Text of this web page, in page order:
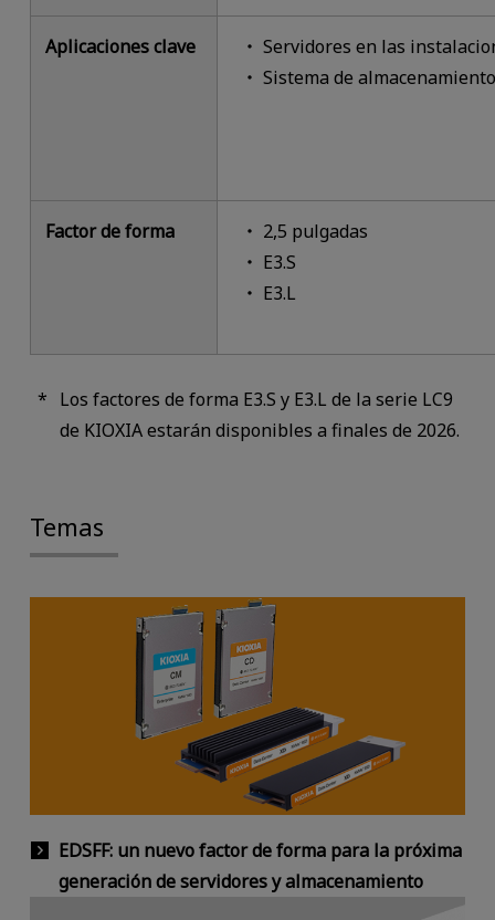
Aplicaciones clave
Servidores en las
Sistema de
Factor de forma
2,5 pulgadas
E3.S
E3.L
Los factores de forma E3.S y E3.L de la serie LC9
de KIOXIA estarán disponibles a finales de 2026.
Temas
EDSFF: un nuevo factor de forma para la próxima
generación de servidores y almacenamiento